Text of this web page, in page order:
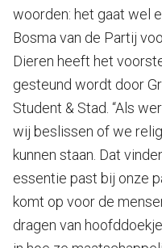
woorden: het gaat wel
Bosma van de Partij
Dieren heeft het
gesteund wordt door
Student & Stad. “Als
wij beslissen of we
kunnen staan. Dat
essentie past bij onze
komt op voor de
dragen van